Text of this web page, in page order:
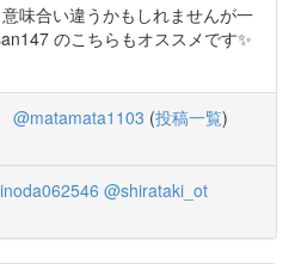
味合い違うかもしれませんが一
のこちらもオススメです✨
@matamata1103 (投稿一覧)
@shirataki_ot